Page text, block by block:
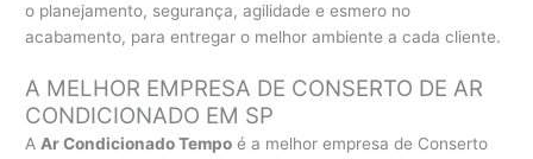
o planejamento, segurança, agilidade e esmero no
acabamento, para entregar o melhor ambiente a cada cliente.
A MELHOR EMPRESA DE CONSERTO DE AR
CONDICIONADO EM SP
A Ar Condicionado Tempo é a melhor empresa de Conserto